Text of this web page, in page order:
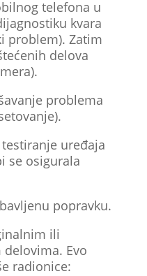
telefona u
kvara
problem). Zatim
delova
problema
uređaja
se osigurala
popravku.
ili
Evo
radionice: